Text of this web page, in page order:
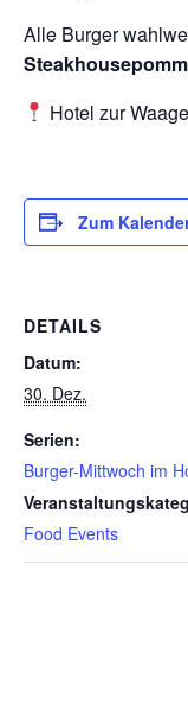
Alle Burger
Hotel zur
Zum
DETAILS
Datum:
30. Dez.
Serien:
Burger-Mittwoch im
Food Events